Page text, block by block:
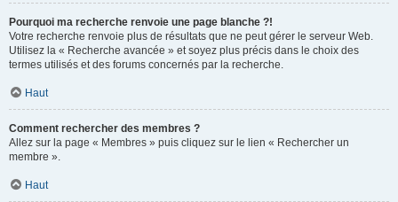
Pourquoi ma recherche renvoie une page blanche ?!
Votre recherche renvoie plus de résultats que ne peut gérer le serveur Web.
Utilisez la « Recherche avancée » et soyez plus précis dans le choix des
termes utilisés et des forums concernés par la recherche.
Haut
Comment rechercher des membres ?
Allez sur la page « Membres » puis cliquez sur le lien « Rechercher un
membre ».
Haut